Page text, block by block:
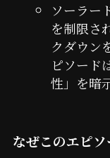
ソーラー
を制限さ
クダウン
ピソード
性」を暗
なぜこのエピ